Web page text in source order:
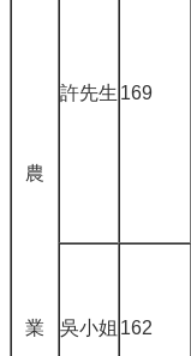
農
業
許先生 169
吳小姐 162